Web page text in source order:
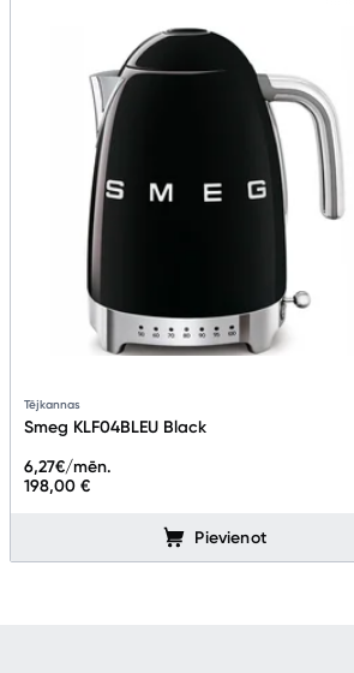
Tējkannas
Smeg KLF04BLEU Black
198,00 €
6,27€/mēn.
Pievienot